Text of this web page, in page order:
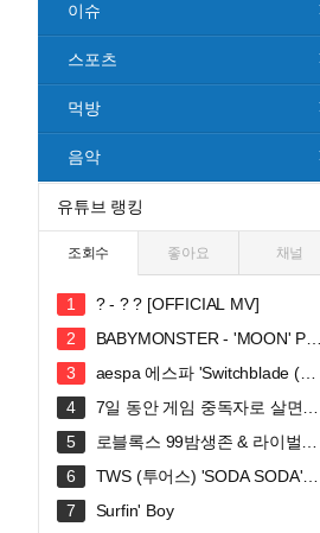
이슈
스포츠
먹방
음악
유튜브 랭킹
조회수 좋아요 채널
? - ? ? [OFFICIAL MV]
BABYMONSTER - 'MOON' PE
RFORMANCE VIDEO
aespa 에스파 'Switchblade (Fe
at. Ty Dolla $ign)' MV
7일 동안 게임 중독자로 살면
생기는 일
로블록스 99밤생존 & 라이벌시
참 쭈현이와 GOGO씽
TWS (투어스) 'SODA SODA' O
fficial MV
Surfin' Boy